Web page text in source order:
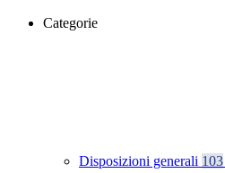
Categorie
Disposizioni generali 103